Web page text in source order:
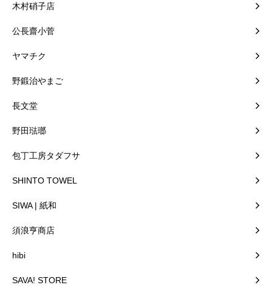
木村硝子店
公長齋小菅
ヤマチク
野鍛治やまご
長文堂
野田琺瑯
包丁工房タダフサ
SHINTO TOWEL
SIWA | 紙和
須浪亨商店
hibi
SAVA! STORE